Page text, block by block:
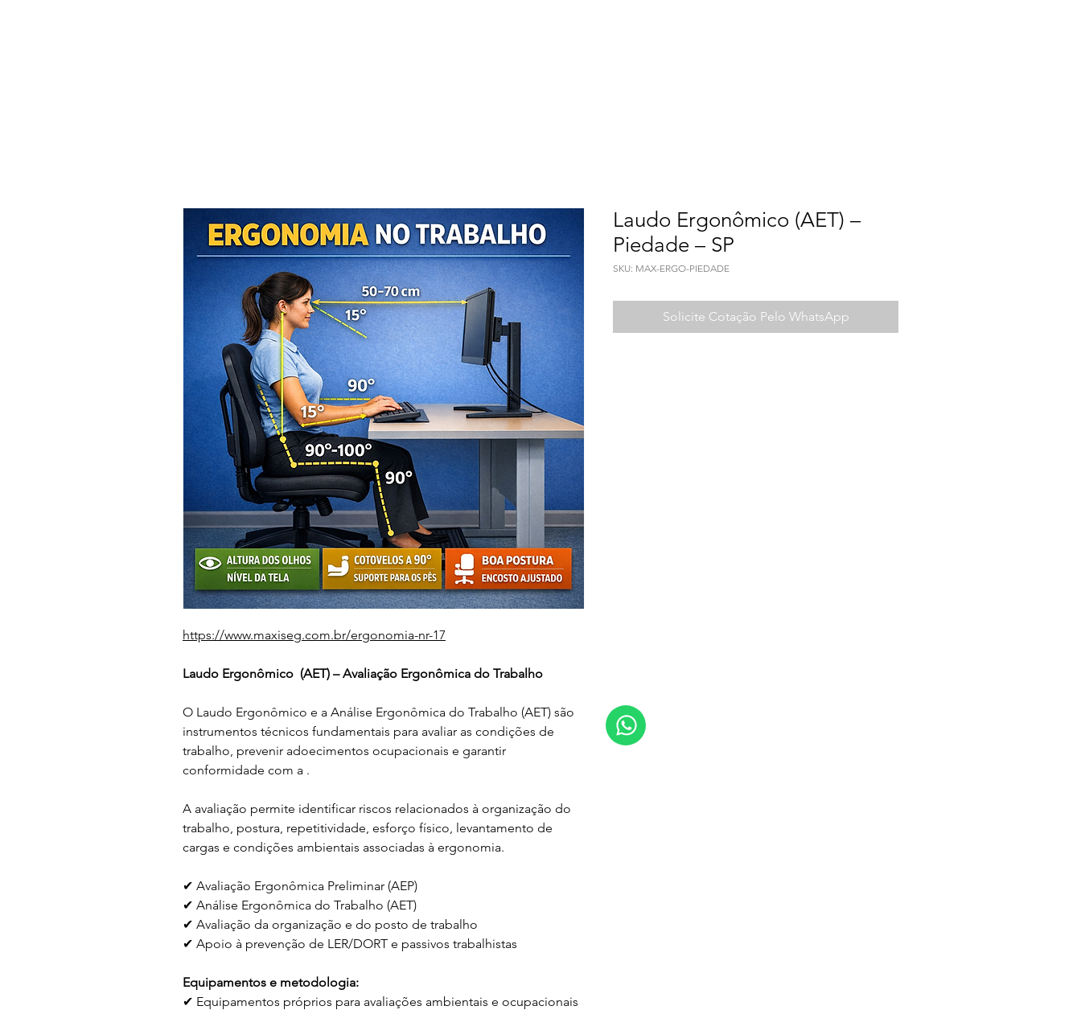
https://www.maxiseg.com.br/ergonomia-nr-17
Laudo Ergonômico  (AET) – Avaliação Ergonômica do Trabalho
O Laudo Ergonômico e a Análise Ergonômica do Trabalho (AET) são
instrumentos técnicos fundamentais para avaliar as condições de
trabalho, prevenir adoecimentos ocupacionais e garantir
conformidade com a .
A avaliação permite identificar riscos relacionados à organização do
trabalho, postura, repetitividade, esforço físico, levantamento de
cargas e condições ambientais associadas à ergonomia.
✔ Avaliação Ergonômica Preliminar (AEP)
✔ Análise Ergonômica do Trabalho (AET)
✔ Avaliação da organização e do posto de trabalho
✔ Apoio à prevenção de LER/DORT e passivos trabalhistas
Equipamentos e metodologia:
✔ Equipamentos próprios para avaliações ambientais e ocupacionais
Laudo Ergonômico (AET) –
Piedade – SP
SKU: MAX-ERGO-PIEDADE
Solicite Cotação Pelo WhatsApp